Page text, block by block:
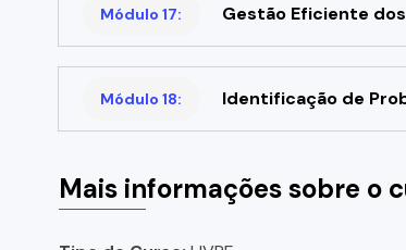
Módulo 17: Gestão Eficiente
Módulo 18: Identificação de
Mais informações sobre o